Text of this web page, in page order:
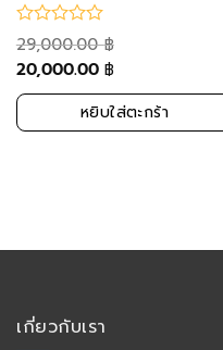
29,000.00฿
20,000.00 ฿
หยิบใส่ตะกร้า
เกี่ยวกับเรา